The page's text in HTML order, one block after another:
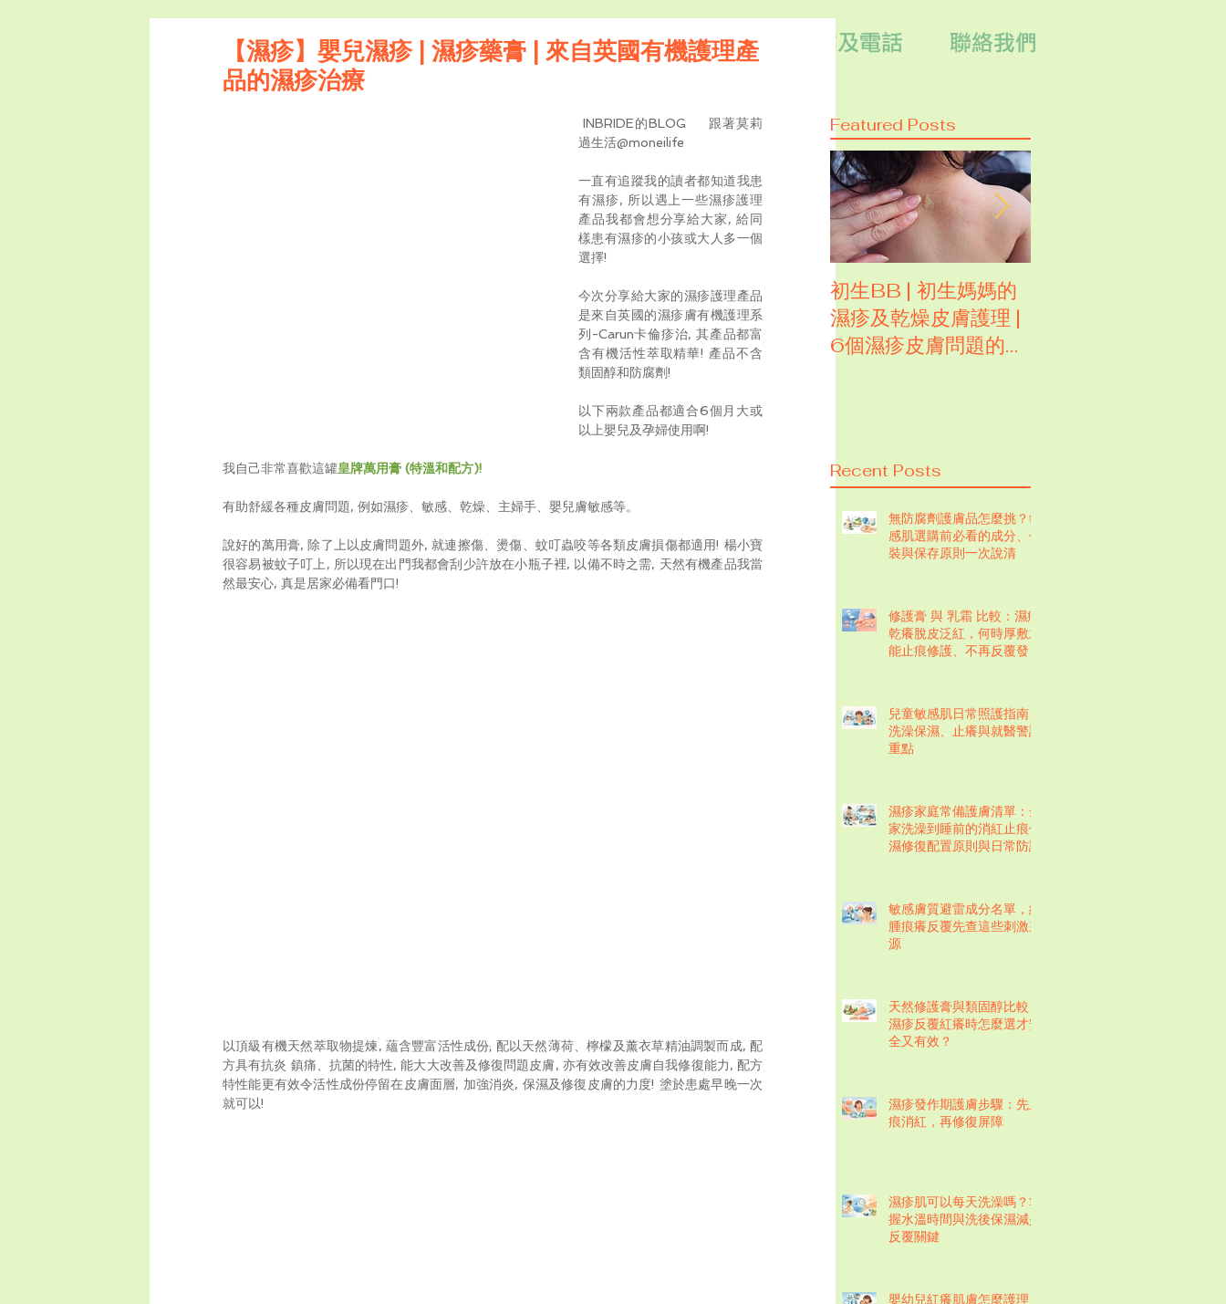
卡倫產品 PRO6 七色草 個案分享 文章分享 銷售點及電話 聯絡我們
【濕疹】嬰兒濕疹 | 濕疹藥膏 | 來自英國有機護理產
品的濕疹治療
INBRIDE的BLOG     跟著莫莉
過生活@moneilife
一直有追蹤我的讀者都知道我患
有濕疹, 所以遇上一些濕疹護理
產品我都會想分享給大家, 給同
樣患有濕疹的小孩或大人多一個
選擇!
今次分享給大家的濕疹護理產品
是來自英國的濕疹膚有機護理系
列-Carun卡倫疹治, 其產品都富
含有機活性萃取精華! 產品不含
類固醇和防腐劑!
以下兩款產品都適合6個月大或
以上嬰兒及孕婦使用啊!
我自己非常喜歡這罐皇牌萬用膏 (特溫和配方)!
有助舒緩各種皮膚問題, 例如濕疹、敏感、乾燥、主婦手、嬰兒膚敏感等。
說好的萬用膏, 除了上以皮膚問題外, 就連擦傷、燙傷、蚊叮蟲咬等各類皮膚損傷都適用! 楊小寶
很容易被蚊子叮上, 所以現在出門我都會刮少許放在小瓶子裡, 以備不時之需, 天然有機產品我當
然最安心, 真是居家必備看門口!
以頂級有機天然萃取物提煉, 蘊含豐富活性成份; 配以天然薄荷、檸檬及薰衣草精油調製而成, 配
方具有抗炎 鎮痛、抗菌的特性, 能大大改善及修復問題皮膚, 亦有效改善皮膚自我修復能力, 配方
特性能更有效令活性成份停留在皮膚面層, 加強消炎, 保濕及修復皮膚的力度! 塗於患處早晚一次
就可以!
Featured Posts
初生BB | 初生媽媽的
濕疹及乾燥皮膚護理 |
6個濕疹皮膚問題的困
Recent Posts
無防腐劑護膚品怎麼挑？敏
感肌選購前必看的成分、包
裝與保存原則一次說清
修護膏 與 乳霜 比較：濕疹
乾癢脫皮泛紅，何時厚敷才
能止痕修護、不再反覆發
兒童敏感肌日常照護指南：
洗澡保濕、止癢與就醫警訊
重點
濕疹家庭常備護膚清單：全
家洗澡到睡前的消紅止痕保
濕修復配置原則與日常防護
敏感膚質避雷成分名單，紅
腫痕癢反覆先查這些刺激來
源
天然修護膏與類固醇比較：
濕疹反覆紅癢時怎麼選才安
全又有效？
濕疹發作期護膚步驟：先止
痕消紅，再修復屏障
濕疹肌可以每天洗澡嗎？掌
握水溫時間與洗後保濕減少
反覆關鍵
嬰幼兒紅癢肌膚怎麼護理？